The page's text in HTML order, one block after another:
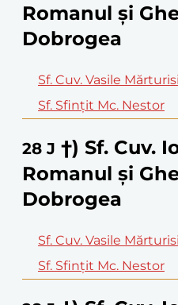
Romanul şi
Dobrogea
Sf. Cuv. Vasile
Sf. Sfinţit Mc. Nestor
28 J †) Sf. Cuv.
Romanul şi
Dobrogea
Sf. Cuv. Vasile
Sf. Sfinţit Mc. Nestor